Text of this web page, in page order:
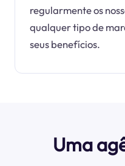
regularmente os
qualquer tipo de
seus benefícios.
Uma